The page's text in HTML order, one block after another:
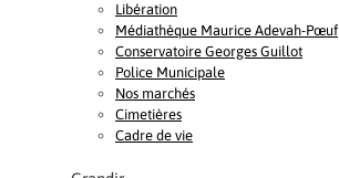
Libération
Médiathèque Maurice Adevah-Pœuf
Conservatoire Georges Guillot
Police Municipale
Nos marchés
Cimetières
Cadre de vie